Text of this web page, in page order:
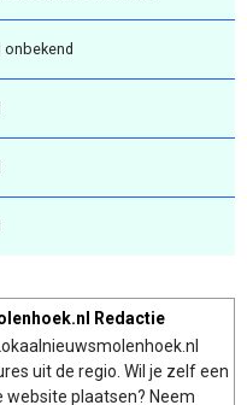
onbekend
Redactie
uit de regio. Wil je zelf een
website plaatsen? Neem